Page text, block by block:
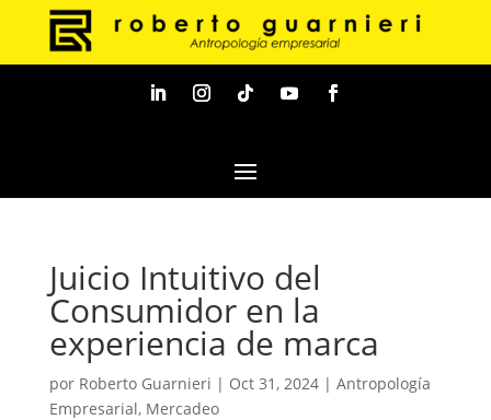
Juicio Intuitivo del
Consumidor en la
experiencia de marca
por Roberto Guarnieri | Oct 31, 2024| Antropología
Empresarial, Mercadeo